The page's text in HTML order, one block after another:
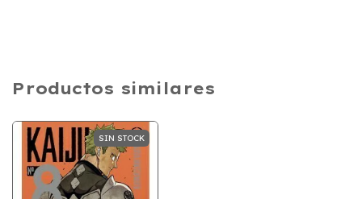
Productos similares
SIN STOCK